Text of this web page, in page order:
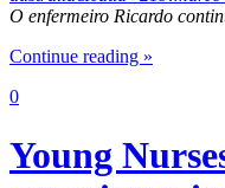
O enfermeiro Ricardo
Continue reading »
0
Young